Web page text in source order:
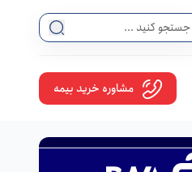
مشاوره خرید بیمه